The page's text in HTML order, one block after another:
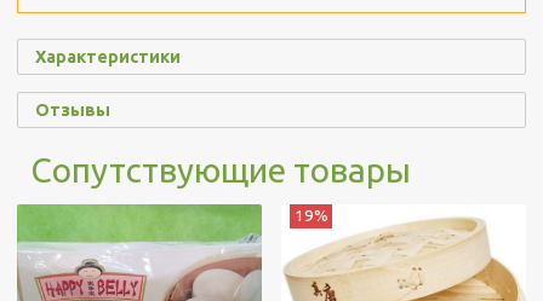
Характеристики
Отзывы
Сопутствующие товары
19%